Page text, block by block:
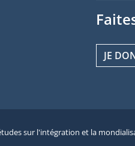
JE
sur l'intégration et la